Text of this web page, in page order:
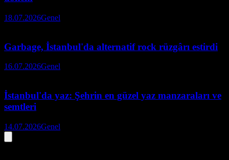
18.07.2026Genel
Garbage, İstanbul'da alternatif rock rüzgârı estirdi
16.07.2026Genel
İstanbul'da yaz: Şehrin en güzel yaz manzaraları ve
semtleri
14.07.2026Genel